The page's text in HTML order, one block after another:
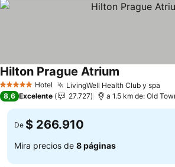
5 Estrellas Hotel LivingWell Health Club y spa
Hilton Prague Atrium
8,6 Excelente 27.727 a 1.5 km de: Old
De $ 266.910
Mira precios de 8 páginas